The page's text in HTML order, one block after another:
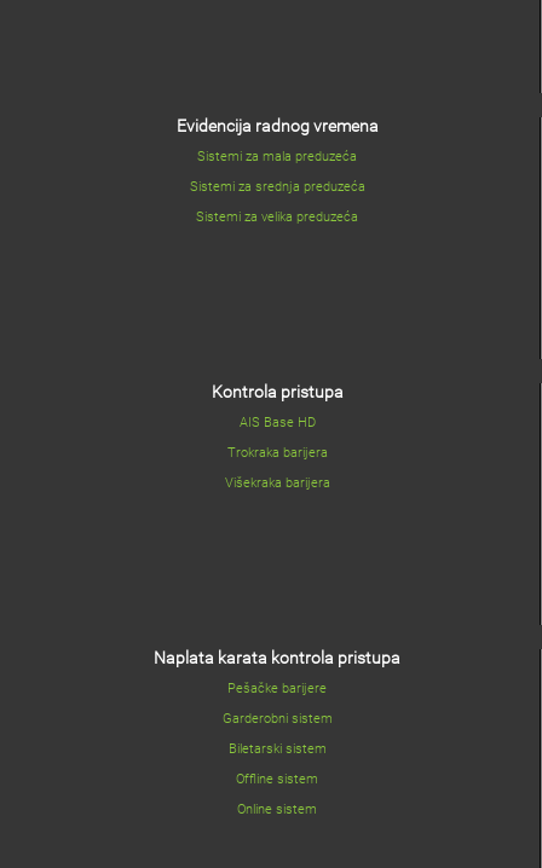
Evidencija radnog vremena
Sistemi za mala preduzeća
Sistemi za srednja preduzeća
Sistemi za velika preduzeća
Kontrola pristupa
AIS Base HD
Trokraka barijera
Višekraka barijera
Naplata karata kontrola pristupa
Pešačke barijere
Garderobni sistem
Biletarski sistem
Offline sistem
Online sistem